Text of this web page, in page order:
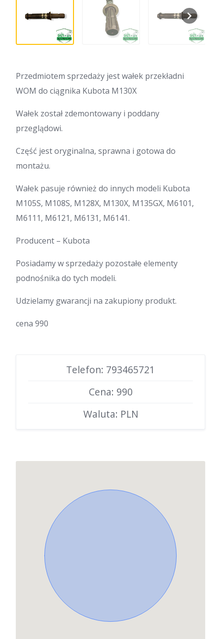
Przedmiotem sprzedaży jest wałek przekładni
WOM do ciągnika Kubota M130X
Wałek został zdemontowany i poddany
przeglądowi.
Część jest oryginalna, sprawna i gotowa do
montażu.
Wałek pasuje również do innych modeli Kubota
M105S, M108S, M128X, M130X, M135GX, M6101,
M6111, M6121, M6131, M6141.
Producent – Kubota
Posiadamy w sprzedaży pozostałe elementy
podnośnika do tych modeli.
Udzielamy gwarancji na zakupiony produkt.
cena 990
Telefon: 793465721
Cena: 990
Waluta: PLN